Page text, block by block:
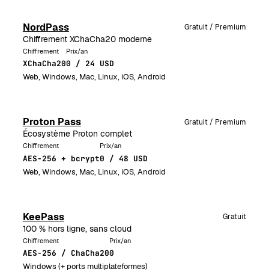
NordPass Gratuit / Premium
Chiffrement XChaCha20 moderne
Chiffrement
XChaCha20
Prix/an
0 / 24 USD
Web, Windows, Mac, Linux, iOS, Android
Proton Pass Gratuit / Premium
Écosystème Proton complet
Chiffrement
AES-256 + bcrypt
Prix/an
0 / 48 USD
Web, Windows, Mac, Linux, iOS, Android
KeePass Gratuit
100 % hors ligne, sans cloud
Chiffrement
AES-256 / ChaCha20
Prix/an
0
Windows (+ ports multiplateformes)